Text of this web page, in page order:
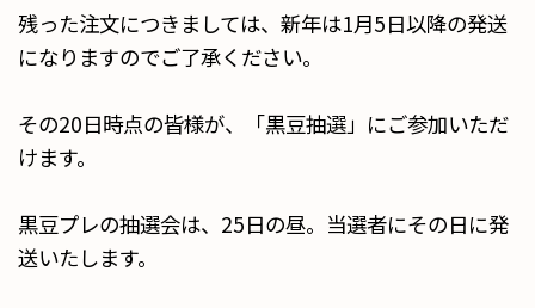
残った注文につきましては、新年は1月5日以降の発送
になりますのでご了承ください。
その20日時点の皆様が、「黒豆抽選」にご参加いただ
けます。
黒豆プレの抽選会は、25日の昼。当選者にその日に発
送いたします。